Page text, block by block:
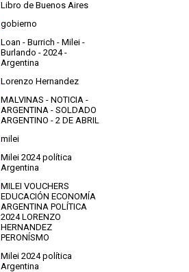
Libro de Buenos Aires
gobierno
Loan - Burrich - Milei -
Burlando - 2024 -
Argentina
Lorenzo Hernandez
MALVINAS - NOTICIA -
ARGENTINA - SOLDADO
ARGENTINO - 2 DE ABRIL
milei
Milei 2024 política
Argentina
MILEI VOUCHERS
EDUCACIÓN ECONOMÍA
ARGENTINA POLÍTICA
2024 LORENZO
HERNANDEZ
PERONÍSMO
Milei 2024 política
Argentina